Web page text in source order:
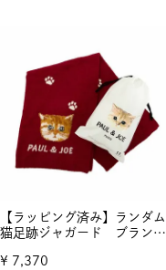
【ラッピング済み】ランダム
猫足跡ジャガード ブランケ
¥ 7,370